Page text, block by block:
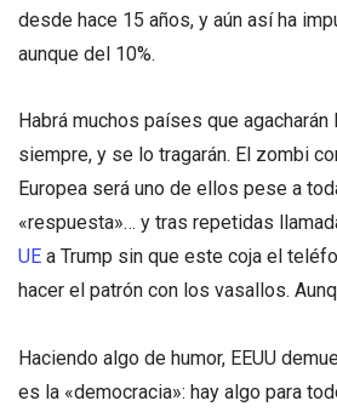
desde hace 15 años, y aún así ha
aunque del 10%.
Habrá muchos países que
siempre, y se lo tragarán. El zombi
Europea será uno de ellos pese a
«respuesta»… y tras repetidas
UE a Trump sin que este coja el
hacer el patrón con los vasallos.
Haciendo algo de humor, EEUU
es la «democracia»: hay algo para